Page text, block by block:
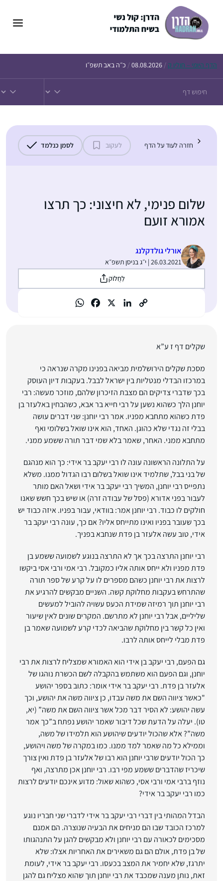
הדף היומי – חולין ק /
08.08.2026
/ כ״ה באב תשפ״ו
חזרה לעוד על הדף לעקוב לסמן כנלמד
שלום פנימי, לא חיצוני: כך תרצו
אמורא זועם
אורלי גולדקלנג
26.03.2021 | י״ג בניסן תשפ״א
לַחֲלוֹק
שקלים דף ז ע”א
מסכת שקלים הירושלמית מביאה בפנינו מקרה שנראה כי
במרכזו הבדלי מנטליות בין ישראל לבבל. בעקבות דיון העוסק
בכך שדברי צדיקים הם מצבת הזיכרון שלהם, מוזכר מעשה: רבי
יוחנן הלך כשהוא נשען על רבי חייא בר אבא, כשהבחין באלעזר בן
פדת כשהוא מתחבא מפניו. אמר רבי יוחנן: שני דברים עושה
בבלי זה נגדי שלא כהוגן. האחד, הוא אינו שואל בשלומי ואף
מתחבא ממני. האחר, שאמר בלא שמי דבר תורה ששמע ממני.
על התלונה הראשונה עונה לו רבי יעקב בר אידי: כך הוא מנהגם
של בני בבל, שתלמיד אינו שואל בשלום רבו הגדול ממנו. משלא
נתפייס רבי יוחנן, המשיך רבי יעקב בר אידי ושאל האם מותר
לעבור בפני אדורא (פסל של עבודה זרה) או שיש בכך חשש שאנו
חולקים לו כבוד. רבי יוחנן אמר: בוודאי, עבור בפניו. איזה כבוד יש
בכך שעובר בפניו ואינו מתייחס אליו? אם כך, עונה רבי יעקב בר
אידי, טוב עשה אלעזר בן פדת שנחבא בפניך.
רבי יוחנן התרצה בכך אך לא התרצה בנוגע לשמועה ששמע בן
פדת מפניו ולא ייחס אותה אליו כמקובל. רבי אמי ורבי אסי ביקשו
לרצות את רבי יוחנן כשהם מספרים לו על קרע של ספר תורה
שהתרחש בעקבות מחלוקת קשה. השניים מבקשים להרגיע את
רבי יוחנן תוך רמיזה שמידת הכעס עשויה להוביל למעשים
שליליים, אבל רבי יוחנן לא מתרשם. המקרים שונים לאין שיעור
ואין כל קשר בין מחלוקת שהביאה לכדי קרע לשמועה שאמר בן
פדת מבלי לייחס אותה לרבו.
גם הפעם, רבי יעקב בן אידי הוא האמורא שמצליח לרצות את רבי
יוחנן, וגם הפעם הוא משתמש בהקבלה לשם הכשרת נוהגו של
אלעזר בן פדת. רבי יעקב בר אידי אומר: כתוב בספר יהושע
"כאשר ציווה השם את משה עבדו, כן ציווה משה את יהושע, וכך
עשה יהושע: לא הסיר דבר מכל אשר ציווה השם את משה” (יא,
טו). יעלה על הדעת שכל דיבור שאמר יהושע נפתח ב”כך אמר
משה”? אלא שהכול יודעים שיהושע הוא תלמידו של משה,
וממילא כל מה שאמר למד ממנו. כמו במקרה של משה ויהושע,
כך הכול יודעים שרבי יוחנן הוא רבו של אלעזר בן פדת ואין צורך
שיכריז שהדברים ששמע מפי רבו. רבי יוחנן אכן מתרצה, ואף
נוזף ברבי אמי ורבי אסי, כשהוא שאול: מדוע אינכם יודעים לרצות
כמו רבי יעקב בר אידי?
הבדל המהותי בין דברי רבי יעקב בר אידי לדברי שני חבריו נוגע
למרכז הכובד שבו הם מניחים את הבעיה שנוצרה. הם אמנם
מסכימים לכאורה עם רבי יוחנן ולא מבקשים להגן על התנהגותו
של בן פדת, אולם הם גם משאירים את האחריות אצלו: שלא
יתרגז, שלא יחמיר את המצב בכעסו. רבי יעקב בר אידי, לעומת
זאת, נותן מענה שמכבד את רבי יוחנן תוך שהוא מצליח גם להגן